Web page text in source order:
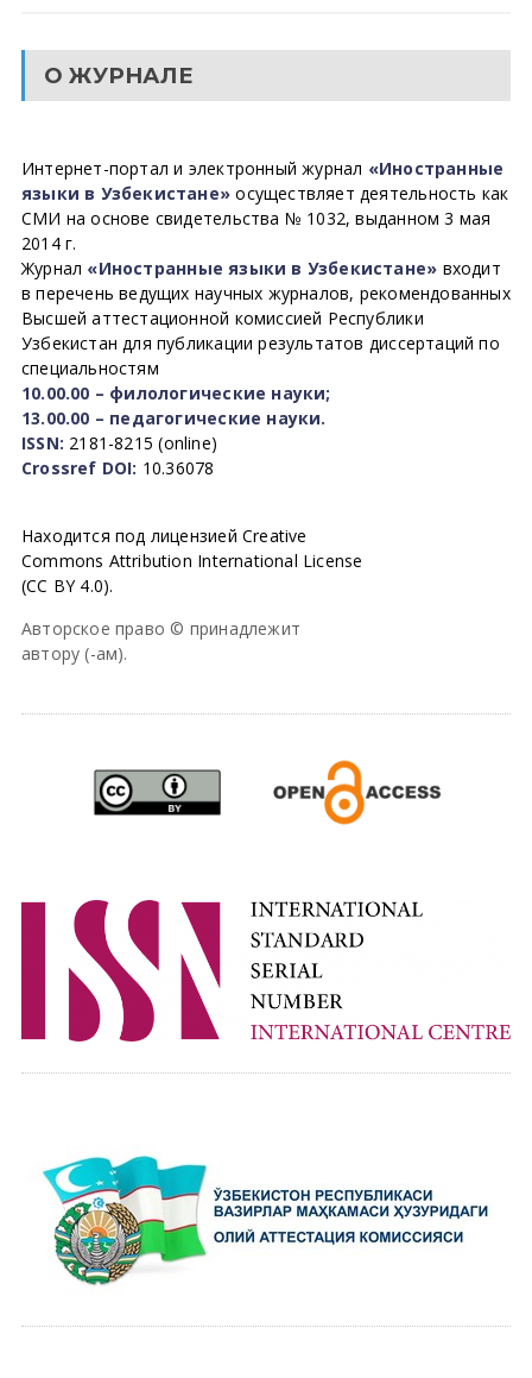
О ЖУРНАЛЕ
Интернет-портал и электронный журнал «Иностранные
языки в Узбекистане» осуществляет деятельность как
СМИ на основе свидетельства № 1032, выданном 3 мая
2014 г.
Журнал «Иностранные языки в Узбекистане» входит
в перечень ведущих научных журналов, рекомендованных
Высшей аттестационной комиссией Республики
Узбекистан для публикации результатов диссертаций по
специальностям
10.00.00 – филологические науки;
13.00.00 – педагогические науки.
ISSN: 2181-8215 (online)
Crossref DOI: 10.36078
Находится под лицензией Creative
Commons Attribution International License
(CC BY 4.0).
Авторское право © принадлежит
автору (-ам).